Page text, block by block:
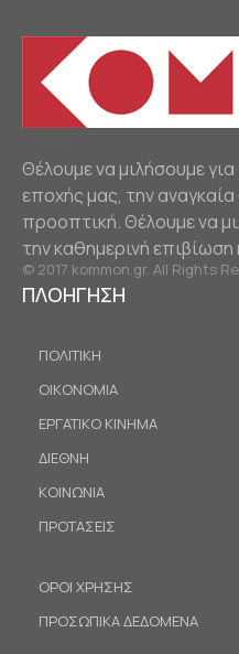
Θέλουμε να μιλήσουμε
εποχής μας, την
προοπτική. Θέλουμε να
την καθημερινή επιβίωση
© 2017 kommon.gr. All Rights
ΠΛΟΗΓΗΣΗ
ΠΟΛΙΤΙΚΗ
ΟΙΚΟΝΟΜΙΑ
ΕΡΓΑΤΙΚΟ ΚΙΝΗΜΑ
ΔΙΕΘΝΗ
ΚΟΙΝΩΝΙΑ
ΠΡΟΤΑΣΕΙΣ
ΟΡΟΙ ΧΡΗΣΗΣ
ΠΡΟΣΩΠΙΚΑ ΔΕΔΟΜΕΝΑ